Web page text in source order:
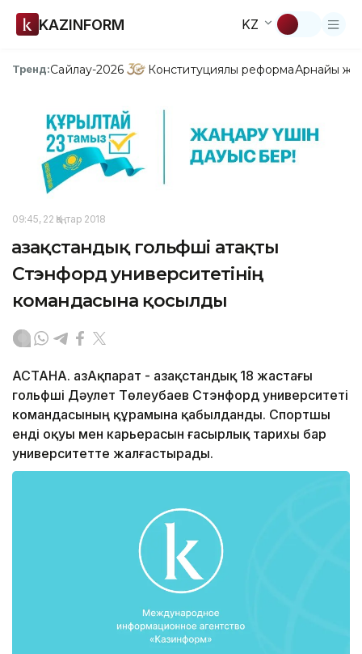
KAZINFORM KZ
Тренд:Сайлау-2026 Конституциялық реформаАрнайы
09:45, 22 Қаңтар 2018
Қазақстандық гольфші атақты
Стэнфорд университетінің
командасына қосылды
АСТАНА. ҚазАқпарат - Қазақстандық 18 жастағы
гольфші Дәулет Төлеубаев Стэнфорд университеті
командасының құрамына қабылданды. Спортшы
енді оқуы мен карьерасын ғасырлық тарихы бар
университетте жалғастырады.